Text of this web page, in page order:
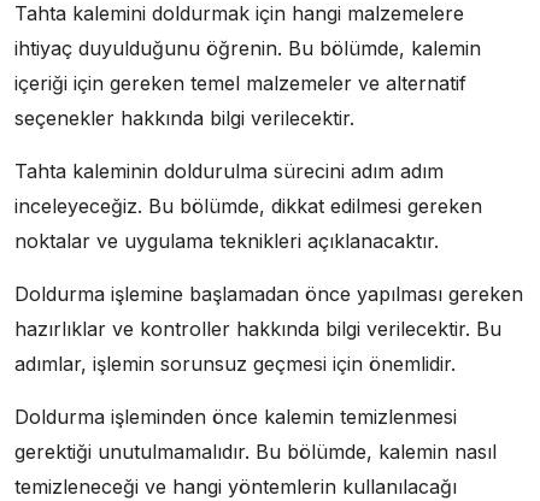
Tahta kalemini doldurmak için hangi malzemelere
ihtiyaç duyulduğunu öğrenin. Bu bölümde, kalemin
içeriği için gereken temel malzemeler ve alternatif
seçenekler hakkında bilgi verilecektir.
Tahta kaleminin doldurulma sürecini adım adım
inceleyeceğiz. Bu bölümde, dikkat edilmesi gereken
noktalar ve uygulama teknikleri açıklanacaktır.
Doldurma işlemine başlamadan önce yapılması gereken
hazırlıklar ve kontroller hakkında bilgi verilecektir. Bu
adımlar, işlemin sorunsuz geçmesi için önemlidir.
Doldurma işleminden önce kalemin temizlenmesi
gerektiği unutulmamalıdır. Bu bölümde, kalemin nasıl
temizleneceği ve hangi yöntemlerin kullanılacağı